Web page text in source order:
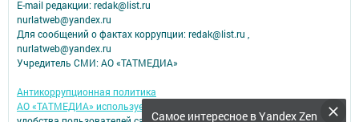
Самое интересное в Yandex Zen
E-mail редакции: redak@list.ru
nurlatweb@yandex.ru
Для сообщений о фактах коррупции: redak@list.ru ,
nurlatweb@yandex.ru
Учредитель СМИ: АО «ТАТМЕДИА»
Антикоррупционная политика
АО «ТАТМЕДИА» использует «cookie»
для персонализации сервисов и